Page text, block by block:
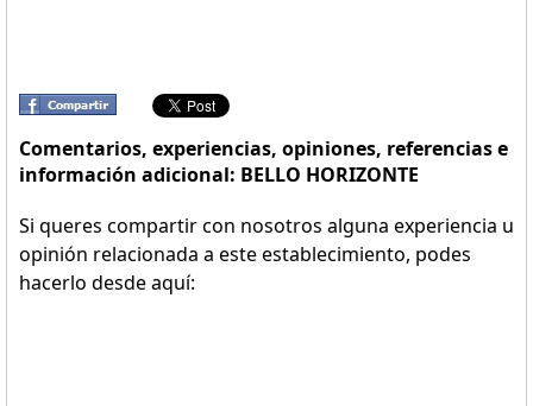
Comentarios, experiencias, opiniones, referencias e
información adicional: BELLO HORIZONTE
Si queres compartir con nosotros alguna experiencia u
opinión relacionada a este establecimiento, podes
hacerlo desde aquí: